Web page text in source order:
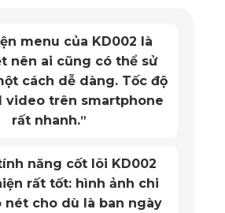
menu của KD002 là
nên ai cũng có thể sử
cách dễ dàng. Tốc độ
video trên smartphone
rất nhanh.”
năng cốt lõi KD002
rất tốt: hình ảnh chi
nét cho dù là ban ngày